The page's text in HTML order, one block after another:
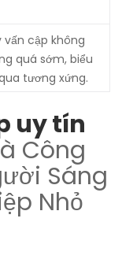
vấn cập không
quá sớm, biểu
tương xứng.
uy tín
Công
Sáng
Nhỏ